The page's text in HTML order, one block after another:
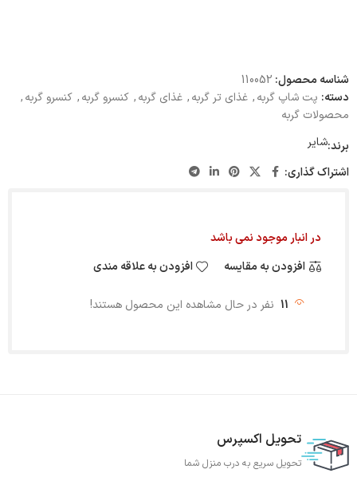
شناسه محصول: 110052
دسته: پت شاپ گربه, غذای تر گربه, غذای گربه, کنسرو گربه, کنسرو گربه,
محصولات گربه
برند:شایر
اشتراک گذاری:
در انبار موجود نمی باشد
افزودن به مقایسه
افزودن به علاقه مندی
11 نفر در حال مشاهده این محصول هستند!
تحویل اکسپرس
تحویل سریع به درب منزل شما